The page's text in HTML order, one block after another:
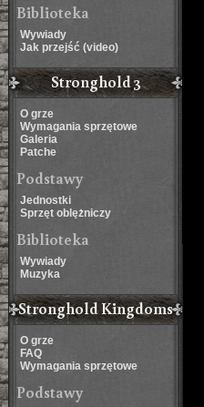
Biblioteka
Wywiady
Jak przejść (video)
Stronghold 3
O grze
Wymagania sprzętowe
Galeria
Patche
Podstawy
Jednostki
Sprzęt oblężniczy
Biblioteka
Wywiady
Muzyka
Stronghold Kingdoms
O grze
FAQ
Wymagania sprzętowe
Podstawy